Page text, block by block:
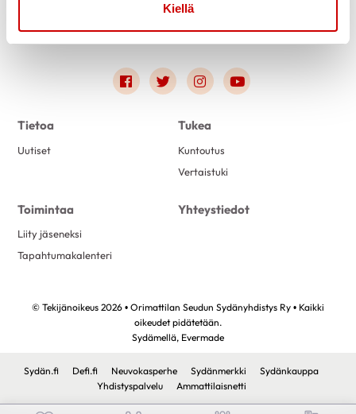
Kiellä
Link to facebook
Link to twitter
Link to instagram
Link to youtube
Tietoa
Uutiset
Tukea
Kuntoutus
Vertaistuki
Toimintaa
Liity jäseneksi
Tapahtumakalenteri
Yhteystiedot
© Tekijänoikeus 2026 • Orimattilan Seudun Sydänyhdistys Ry • Kaikki
oikeudet pidätetään.
Sydämellä, Evermade
Sydän.fi Defi.fi Neuvokasperhe Sydänmerkki
Sydänkauppa
Yhdistyspalvelu
Ammattilaisnetti